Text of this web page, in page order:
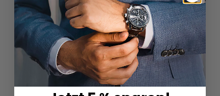
Herren
Skelettuhren
Damen
Herren
Smartwatches
Damen
Herren
Solaruhren
Herren
Damen